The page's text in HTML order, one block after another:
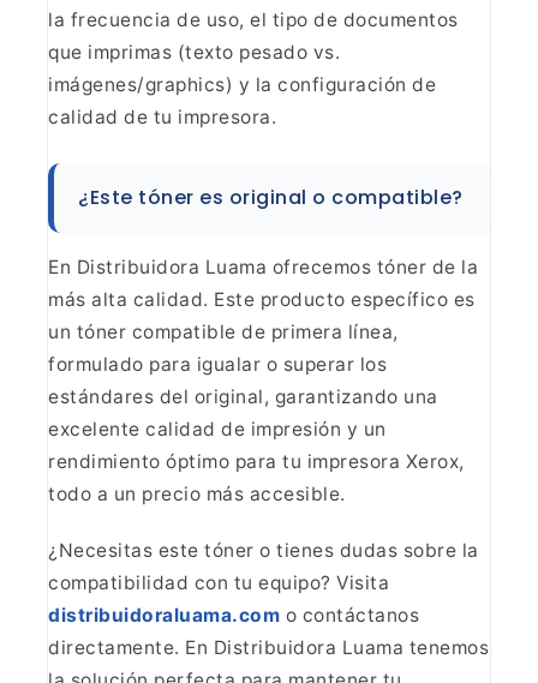
la frecuencia de uso, el tipo de documentos
que imprimas (texto pesado vs.
imágenes/graphics) y la configuración de
calidad de tu impresora.
¿Este tóner es original o compatible?
En Distribuidora Luama ofrecemos tóner de la
más alta calidad. Este producto específico es
un tóner compatible de primera línea,
formulado para igualar o superar los
estándares del original, garantizando una
excelente calidad de impresión y un
rendimiento óptimo para tu impresora Xerox,
todo a un precio más accesible.
¿Necesitas este tóner o tienes dudas sobre la
compatibilidad con tu equipo? Visita
distribuidoraluama.com o contáctanos
directamente. En Distribuidora Luama tenemos